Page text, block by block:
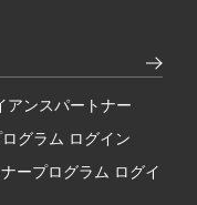
アンスパートナー
グラム ログイン
ープログラム ログイ